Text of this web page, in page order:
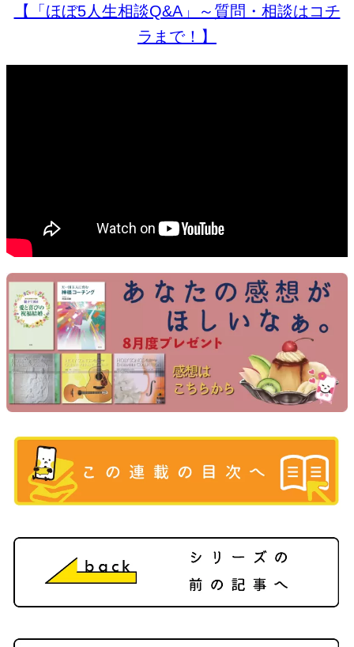
【「ほぼ5人生相談Q&A」～質問・相談はコチ
ラまで！】